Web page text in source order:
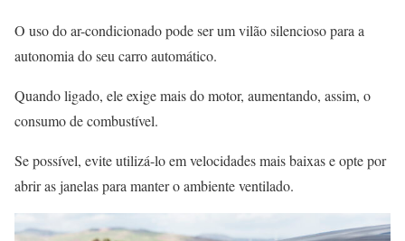
O uso do ar-condicionado pode ser um vilão silencioso para a
autonomia do seu carro automático.
Quando ligado, ele exige mais do motor, aumentando, assim, o
consumo de combustível.
Se possível, evite utilizá-lo em velocidades mais baixas e opte por
abrir as janelas para manter o ambiente ventilado.